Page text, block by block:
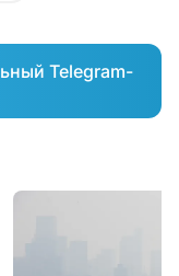
Telegram-